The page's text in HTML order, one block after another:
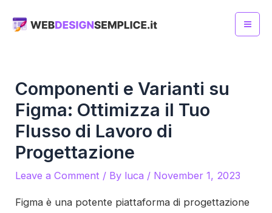
Componenti e Varianti su
Figma: Ottimizza il Tuo
Flusso di Lavoro di
Progettazione
Leave a Comment / By luca / November 1, 2023
Figma è una potente piattaforma di progettazione